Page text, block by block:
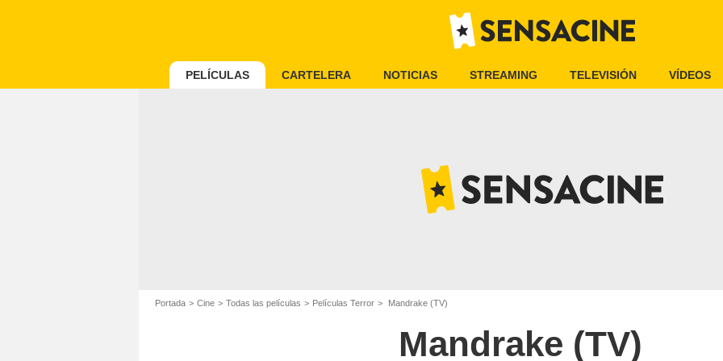
PELÍCULAS CARTELERA NOTICIAS STREAMING TELEVISIÓN VÍDEOS
Portada Cine Todas las películas Películas Terror Mandrake (TV)
Mandrake (TV)